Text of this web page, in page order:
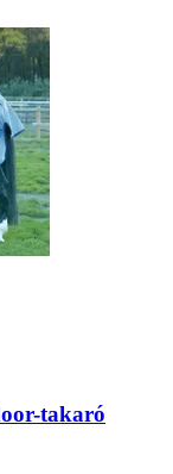
​takaró